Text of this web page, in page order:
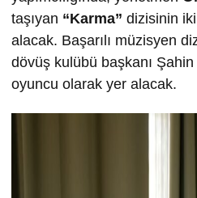
taşıyan “Karma” dizisinin
alacak. Başarılı müzisyen
dövüş kulübü başkanı
oyuncu olarak yer alacak.